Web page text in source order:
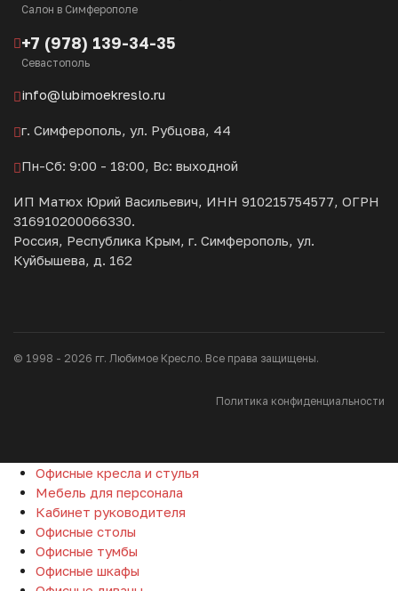
Салон в Симферополе
+7 (978) 139-34-35
Севастополь
info@lubimoekreslo.ru
г. Симферополь, ул. Рубцова, 44
Пн-Сб: 9:00 - 18:00, Вс: выходной
ИП Матюх Юрий Васильевич, ИНН 910215754577, ОГРН
316910200066330.
Россия, Республика Крым, г. Симферополь, ул.
Куйбышева, д. 162
© 1998 - 2026 гг. Любимое Кресло. Все права защищены.
Политика конфиденциальности
Офисные кресла и стулья
Мебель для персонала
Кабинет руководителя
Офисные столы
Офисные тумбы
Офисные шкафы